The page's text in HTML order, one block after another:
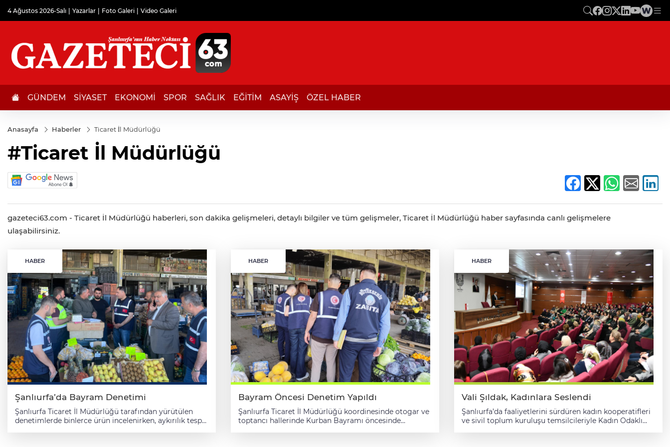
4 Ağustos 2026-Salı Yazarlar Foto Galeri Video Galeri
GÜNDEM SİYASET EKONOMİ SPOR SAĞLIK EĞİTİM ASAYİŞ ÖZEL HABER
Anasayfa Haberler Ticaret İl Müdürlüğü
#Ticaret İl Müdürlüğü
gazeteci63.com - Ticaret İl Müdürlüğü haberleri, son dakika gelişmeleri, detaylı bilgiler ve tüm gelişmeler, Ticaret İl Müdürlüğü haber sayfasında canlı gelişmelere
ulaşabilirsiniz.
HABER
Şanlıurfa’da Bayram Denetimi
Şanlıurfa Ticaret İl Müdürlüğü tarafından yürütülen
denetimlerde binlerce ürün incelenirken, aykırılık tespit
HABER
Bayram Öncesi Denetim Yapıldı
Şanlıurfa Ticaret İl Müdürlüğü koordinesinde otogar ve
toptancı hallerinde Kurban Bayramı öncesinde
HABER
Vali Şıldak, Kadınlara Seslendi
Şanlıurfa’da faaliyetlerini sürdüren kadın kooperatifleri
ve sivil toplum kuruluşu temsilcileriyle Kadın Odaklı